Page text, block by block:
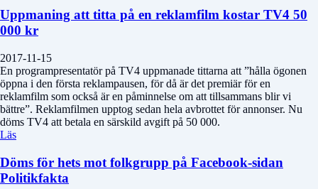
Uppmaning att titta på en reklamfilm kostar TV4 50
000 kr
2017-11-15
En programpresentatör på TV4 uppmanade tittarna att ”hålla ögonen
öppna i den första reklampausen, för då är det premiär för en
reklamfilm som också är en påminnelse om att tillsammans blir vi
bättre”. Reklamfilmen upptog sedan hela avbrottet för annonser. Nu
döms TV4 att betala en särskild avgift på 50 000.
Läs
Döms för hets mot folkgrupp på Facebook-sidan
Politikfakta